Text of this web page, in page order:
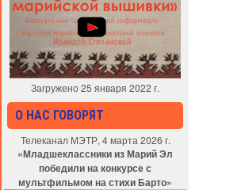
Загружено 25 января 2022 г.
О НАС ГОВОРЯТ
Телеканал МЭТР, 4 марта 2026 г.
«Младшеклассники из Марий Эл
победили на конкурсе с
мультфильмом на стихи Барто»